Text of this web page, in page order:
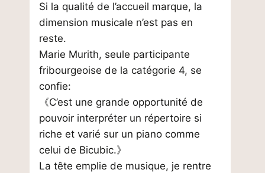
Si la qualité de l’accueil marque, la
dimension musicale n’est pas en
reste.
Marie Murith, seule participante
fribourgeoise de la catégorie 4, se
confie:
《C’est une grande opportunité de
pouvoir interpréter un répertoire si
riche et varié sur un piano comme
celui de Bicubic.》
La tête emplie de musique, je rentre